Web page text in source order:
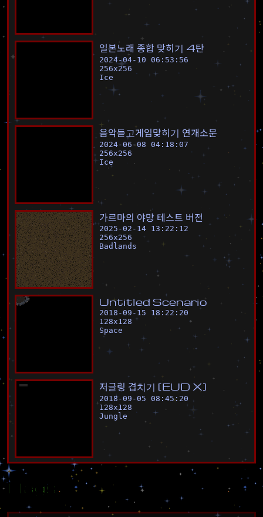
일본노래 종합 맞히기 4탄
2024-04-10 06:53:56
256x256
Ice
음악듣고게임맞히기 연개소문
2024-06-08 04:18:07
256x256
Ice
가르마의 야망 테스트 버전
2025-02-14 13:22:12
256x256
Badlands
Untitled Scenario
2018-09-15 18:22:20
128x128
Space
저글링 겹치기 [EUD X]
2018-09-05 08:45:20
128x128
Jungle
Flags